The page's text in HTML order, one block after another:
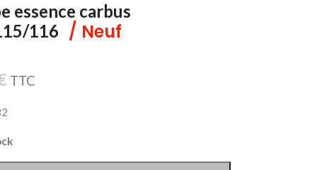
essence carbus
116 / Neuf
TTC